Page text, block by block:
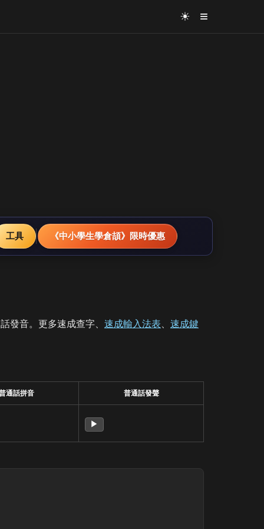
☀ ≡
工具 《中小學生學倉頡》限時優惠
發音。更多速成查字、 速成輸入法表、 速成鍵
通話拼音 普通話發聲
▶